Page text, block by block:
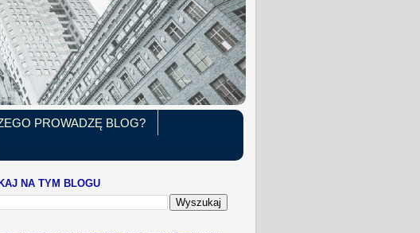
PROWADZĘ BLOG?
NA TYM BLOGU